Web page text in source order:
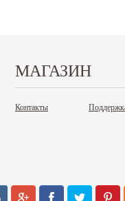
МАГАЗИН
Контакты